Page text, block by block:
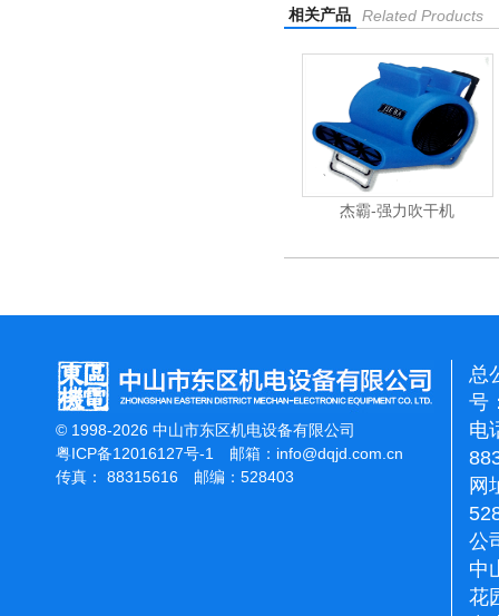
相关产品 Related Products
杰霸-强力吹干机
© 1998-2026 中山市东区机电设备有限公司
粤ICP备12016127号-1
邮箱： info@dqjd.com.cn
传真： 88315616 邮编：528403
总
号
电
网
公
中
花